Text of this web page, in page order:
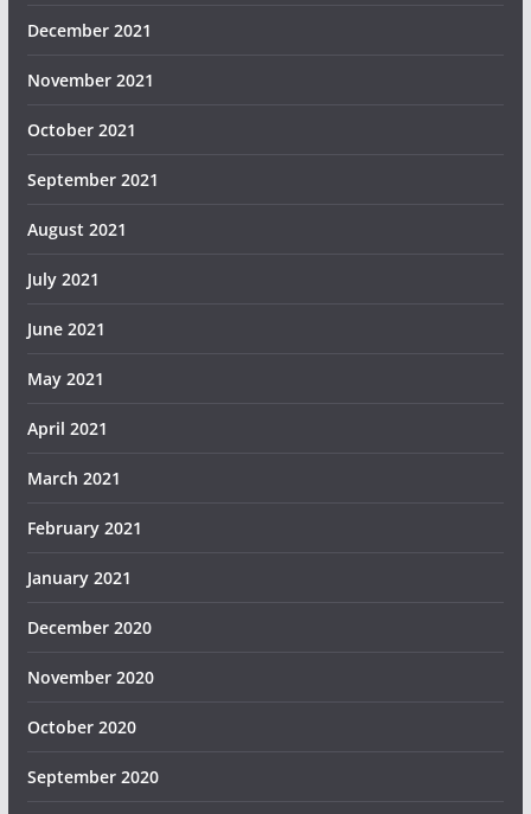
December 2021
November 2021
October 2021
September 2021
August 2021
July 2021
June 2021
May 2021
April 2021
March 2021
February 2021
January 2021
December 2020
November 2020
October 2020
September 2020